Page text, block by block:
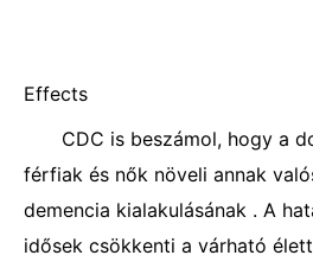
Effects
CDC is beszámol, hogy a
férfiak és nők növeli annak
demencia kialakulásának . A
idősek csökkenti a várható